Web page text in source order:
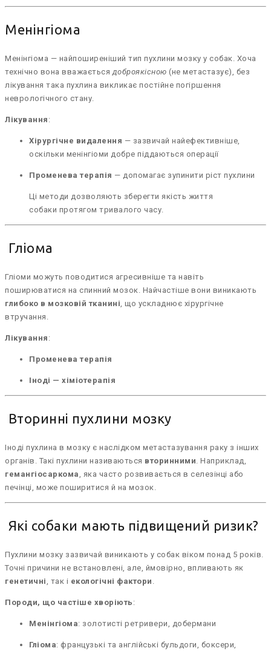
Менінгіома
Менінгіома — найпоширеніший тип пухлини мозку у собак. Хоча
технічно вона вважається доброякісною (не метастазує), без
лікування така пухлина викликає постійне погіршення
неврологічного стану.
Лікування :
Хірургічне видалення — зазвичай найефективніше,
оскільки менінгіоми добре піддаються операції
Променева терапія — допомагає зупинити ріст пухлини
Ці методи дозволяють зберегти якість життя
собаки протягом тривалого часу.
Гліома
Гліоми можуть поводитися агресивніше та навіть
поширюватися на спинний мозок. Найчастіше вони виникають
глибоко в мозковій тканині , що ускладнює хірургічне
втручання.
Лікування :
Променева терапія
Іноді — хіміотерапія
Вторинні пухлини мозку
Іноді пухлина в мозку є наслідком метастазування раку з інших
органів. Такі пухлини називаються вторинними . Наприклад,
гемангіосаркома , яка часто розвивається в селезінці або
печінці, може поширитися й на мозок.
Які собаки мають підвищений ризик?
Пухлини мозку зазвичай виникають у собак віком понад 5 років.
Точні причини не встановлені, але, ймовірно, впливають як
генетичні , так і екологічні фактори
Породи, що частіше хворіють :
Менінгіома: золотисті ретривери, добермани
Гліома: французькі та англійські бульдоги, боксери,